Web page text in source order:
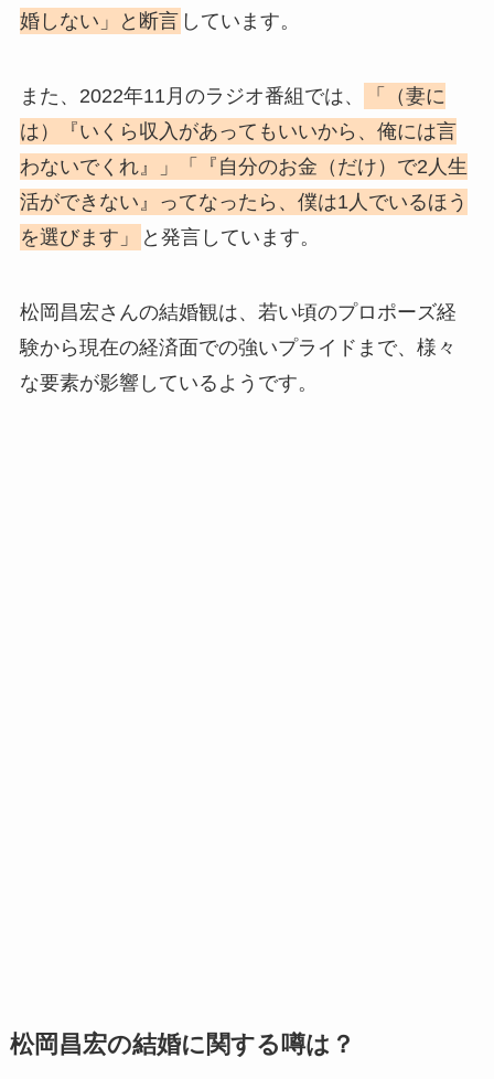
婚しない」と断言 しています。
また、2022年11月のラジオ番組では、
「（妻に
は）『いくら収入があってもいいから、俺には言
わないでくれ』」「『自分のお金（だけ）で2人生
活ができない』ってなったら、僕は1人でいるほう
を選びます」
と発言しています。
松岡昌宏さんの結婚観は、若い頃のプロポーズ経
験から現在の経済面での強いプライドまで、様々
な要素が影響しているようです。
松岡昌宏の結婚に関する噂は？